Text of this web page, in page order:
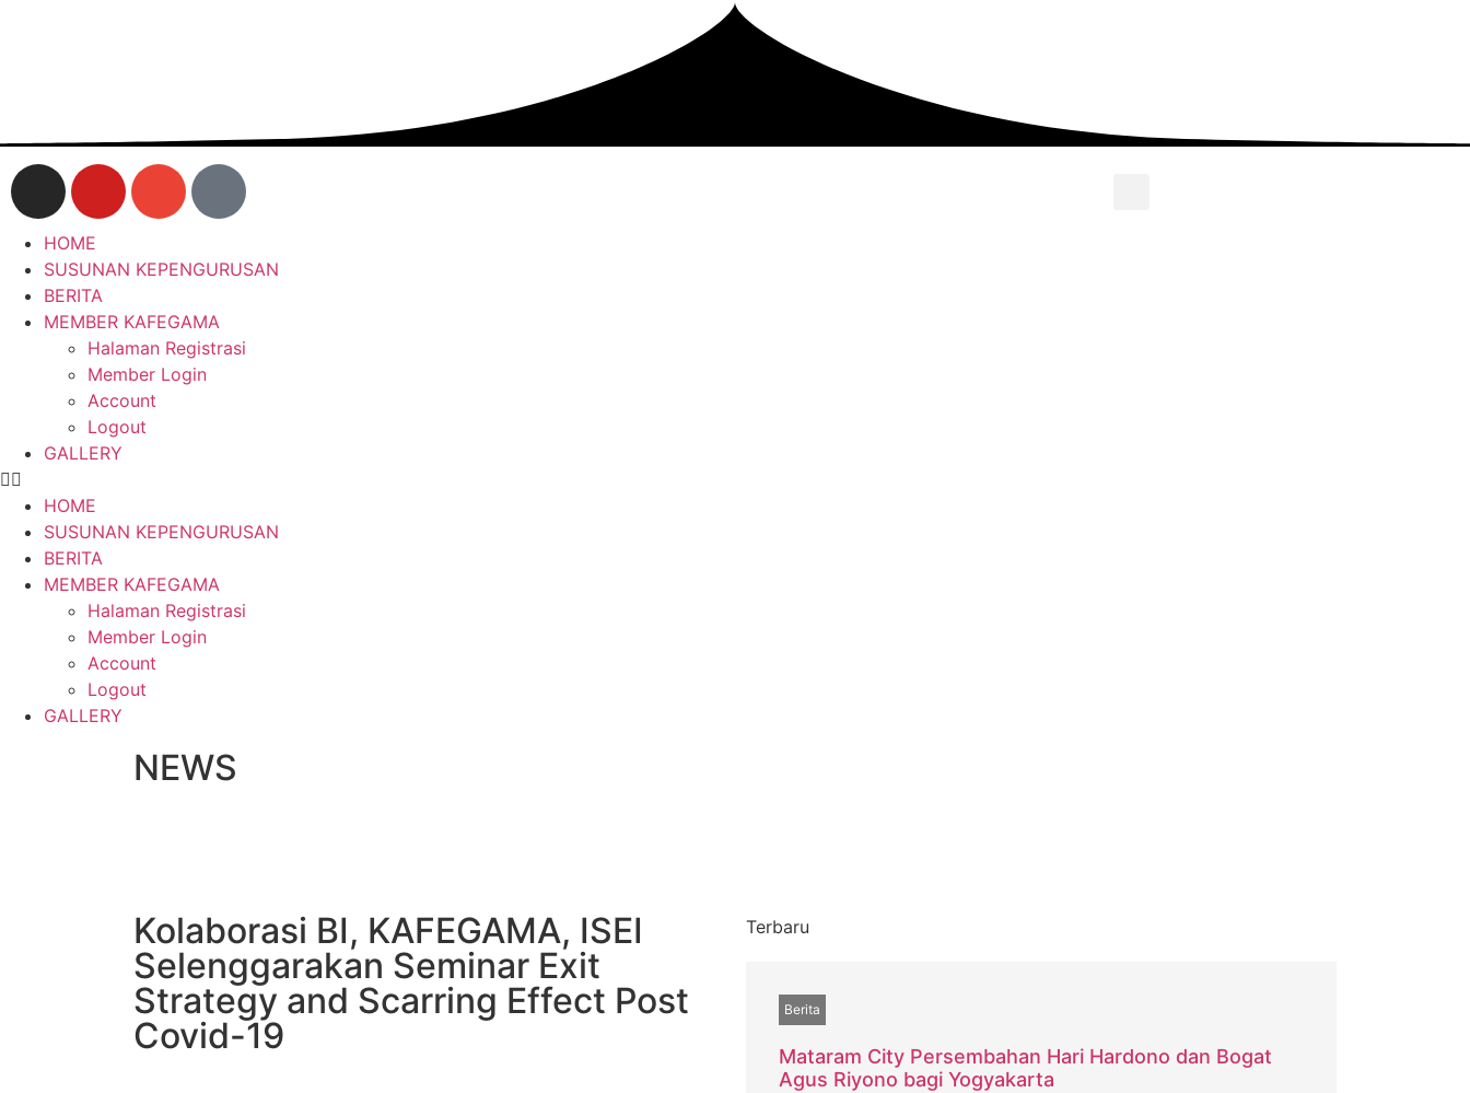
HOME
SUSUNAN KEPENGURUSAN
BERITA
MEMBER KAFEGAMA
Halaman Registrasi
Member Login
Account
Logout
GALLERY
HOME
SUSUNAN KEPENGURUSAN
BERITA
MEMBER KAFEGAMA
Halaman Registrasi
Member Login
Account
Logout
GALLERY
NEWS
Kolaborasi BI, KAFEGAMA, ISEI
Selenggarakan Seminar Exit
Strategy and Scarring Effect Post
Covid-19
Terbaru
Berita
Mataram City Persembahan Hari Hardono dan Bogat
Agus Riyono bagi Yogyakarta